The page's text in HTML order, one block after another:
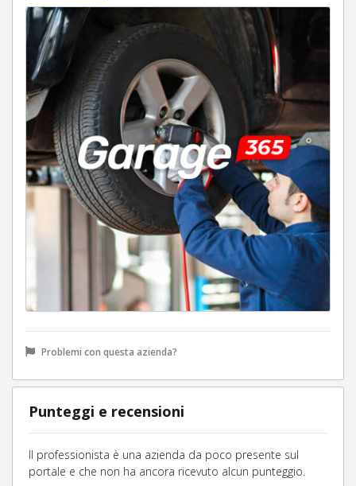
Problemi con questa azienda?
Punteggi e recensioni
Il professionista è una azienda da poco presente sul
portale e che non ha ancora ricevuto alcun punteggio.